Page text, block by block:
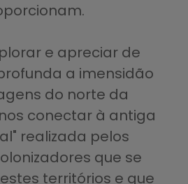
e apreciar de
a imensidão
do norte da
conectar à antiga
realizada pelos
que se
territórios e que